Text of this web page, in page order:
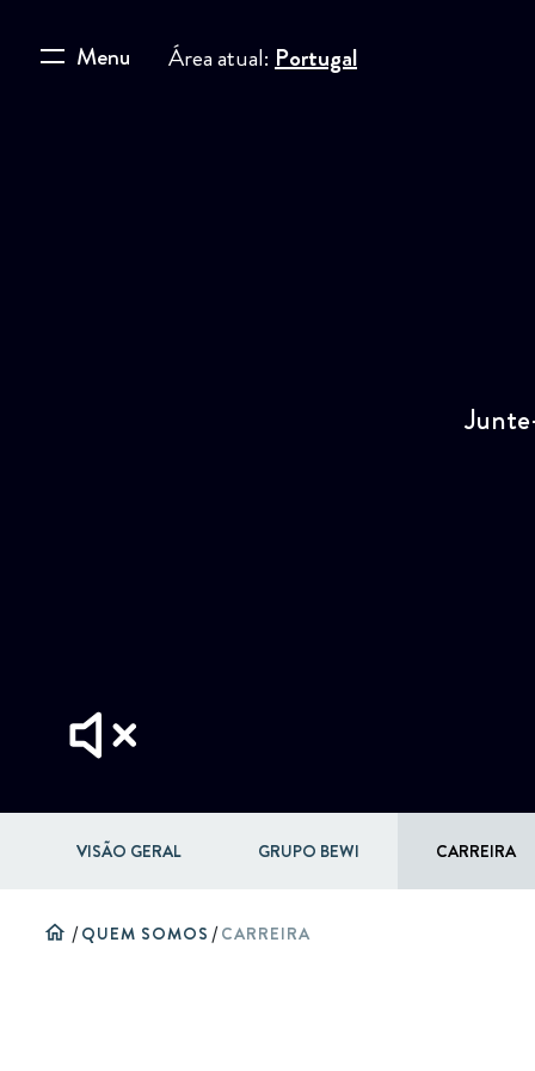
Menu Área atual: Portugal
home /QUEM SOMOS /CARREIRA
VISÃO GERAL GRUPO BEWI CARREIRA